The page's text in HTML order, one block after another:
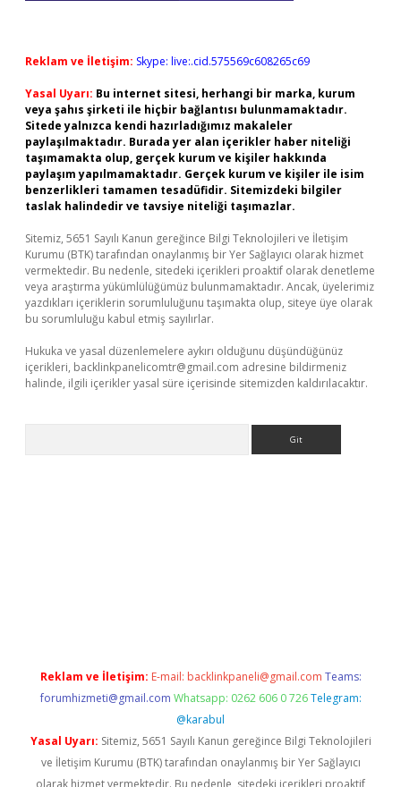
Reklam ve İletişim: Skype: live:.cid.575569c608265c69
Yasal Uyarı: Bu internet sitesi, herhangi bir marka, kurum
veya şahıs şirketi ile hiçbir bağlantısı bulunmamaktadır.
Sitede yalnızca kendi hazırladığımız makaleler
paylaşılmaktadır. Burada yer alan içerikler haber niteliği
taşımamakta olup, gerçek kurum ve kişiler hakkında
paylaşım yapılmamaktadır. Gerçek kurum ve kişiler ile isim
benzerlikleri tamamen tesadüfidir. Sitemizdeki bilgiler
taslak halindedir ve tavsiye niteliği taşımazlar.
Sitemiz, 5651 Sayılı Kanun gereğince Bilgi Teknolojileri ve İletişim
Kurumu (BTK) tarafından onaylanmış bir Yer Sağlayıcı olarak hizmet
vermektedir. Bu nedenle, sitedeki içerikleri proaktif olarak denetleme
veya araştırma yükümlülüğümüz bulunmamaktadır. Ancak, üyelerimiz
yazdıkları içeriklerin sorumluluğunu taşımakta olup, siteye üye olarak
bu sorumluluğu kabul etmiş sayılırlar.
Hukuka ve yasal düzenlemelere aykırı olduğunu düşündüğünüz
içerikleri, backlinkpanelicomtr@gmail.com adresine bildirmeniz
halinde, ilgili içerikler yasal süre içerisinde sitemizden kaldırılacaktır.
Reklam ve İletişim: E-mail: backlinkpaneli@gmail.com Teams:
forumhizmeti@gmail.com Whatsapp: 0262 606 0 726 Telegram:
@karabul
Yasal Uyarı: Sitemiz, 5651 Sayılı Kanun gereğince Bilgi Teknolojileri
ve İletişim Kurumu (BTK) tarafından onaylanmış bir Yer Sağlayıcı
olarak hizmet vermektedir. Bu nedenle, sitedeki içerikleri proaktif